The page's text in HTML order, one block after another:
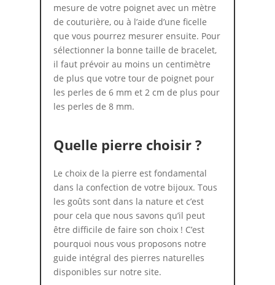
mesure de votre poignet avec un mètre
de couturière, ou à l’aide d’une ficelle
que vous pourrez mesurer ensuite. Pour
sélectionner la bonne taille de bracelet,
il faut prévoir au moins un centimètre
de plus que votre tour de poignet pour
les perles de 6 mm et 2 cm de plus pour
les perles de 8 mm.
Quelle pierre choisir ?
Le choix de la pierre est fondamental
dans la confection de votre bijoux. Tous
les goûts sont dans la nature et c’est
pour cela que nous savons qu’il peut
être difficile de faire son choix ! C’est
pourquoi nous vous proposons notre
guide intégral des pierres naturelles
disponibles sur notre site.